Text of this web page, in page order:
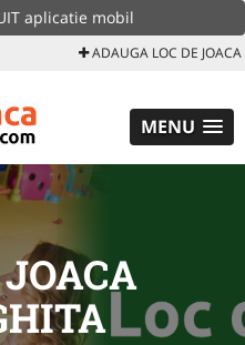
aplicatie mobil
ADAUGA LOC DE JOACA
MENU